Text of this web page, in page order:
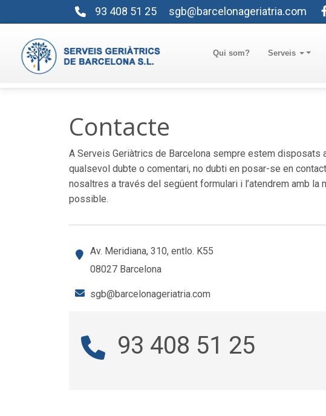
93 408 51 25 sgb@barcelonageriatria.com
Qui som? Serveis
Contacte
A Serveis Geriàtrics de Barcelona sempre estem disposats
qualsevol dubte o comentari, no dubti en posar-se en
nosaltres a través del següent formulari i l’atendrem amb la
possible.
Av. Meridiana, 310, entlo. K55
08027 Barcelona
sgb@barcelonageriatria.com
93 408 51 25